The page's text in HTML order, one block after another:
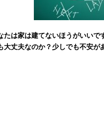
は家は建てないほうがいいで
大丈夫なのか？少しでも不安